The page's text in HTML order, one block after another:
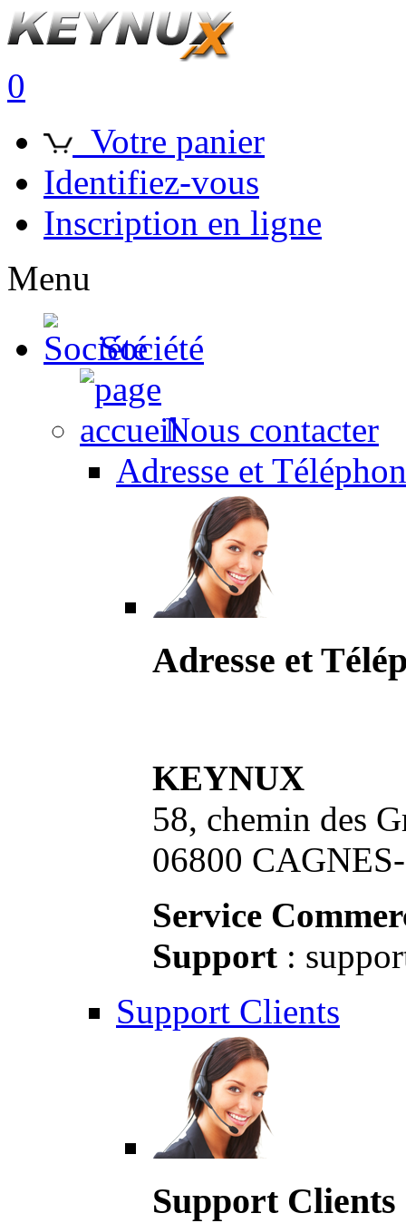
0
Votre panier
Identifiez-vous
Inscription en ligne
Menu
Société
Nous contacter
Adresse et
Adresse et
KEYNUX
58, chemin des
06800
Service
Support :
Support Clients
Support Clients